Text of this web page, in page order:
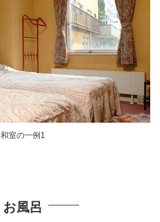
和室の一例1
お風呂